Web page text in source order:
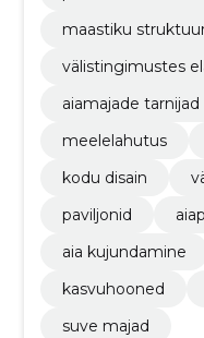
maastiku
välistingimustes
aiamajade tarnijad
meelelahutus
kodu disain
paviljonid
aia kujundamine
kasvuhooned
suve majad